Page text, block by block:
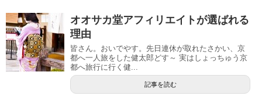
オオサカ堂アフィリエイトが選ばれる
理由
皆さん。おいでやす。先日連休が取れたさかい、京
都へ一人旅をした健太郎どす～ 実はしょっちゅう京
都へ旅行に行く健...
記事を読む